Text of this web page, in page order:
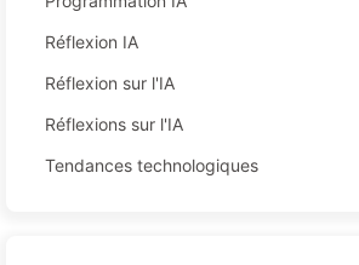
Réflexion IA
Réflexion sur l'IA
Réflexions sur l'IA
Tendances technologiques